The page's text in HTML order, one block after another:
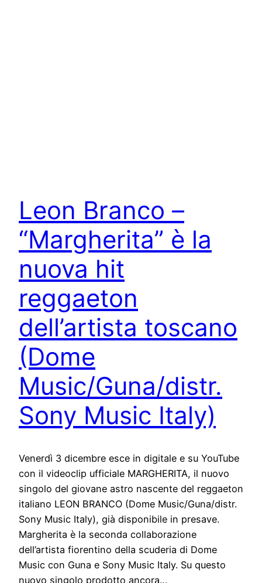
Leon Branco –
“Margherita” è la
nuova hit
reggaeton
dell’artista toscano
(Dome
Music/Guna/distr.
Sony Music Italy)
Venerdì 3 dicembre esce in digitale e su YouTube
con il videoclip ufficiale MARGHERITA, il nuovo
singolo del giovane astro nascente del reggaeton
italiano LEON BRANCO (Dome Music/Guna/distr.
Sony Music Italy), già disponibile in presave.
Margherita è la seconda collaborazione
dell’artista fiorentino della scuderia di Dome
Music con Guna e Sony Music Italy. Su questo
nuovo singolo prodotto ancora…